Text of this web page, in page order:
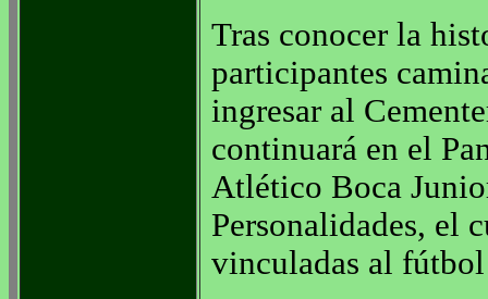
Tras conocer la
participantes
ingresar al
continuará en el
Atlético Boca
Personalidades, el
vinculadas al